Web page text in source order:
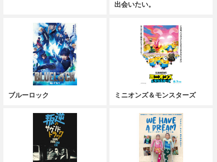
出会いたい。
ブルーロック ミニオンズ＆モンスターズ